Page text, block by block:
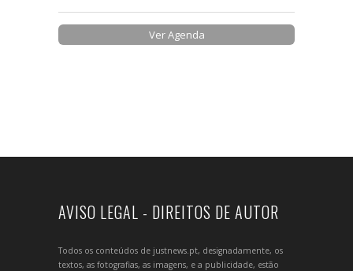
Ver Agenda
AVISO LEGAL - DIREITOS DE AUTOR
Todos os conteúdos de justnews.pt, designadamente, os
textos, as fotografias, as imagens, e a publicidade, estão